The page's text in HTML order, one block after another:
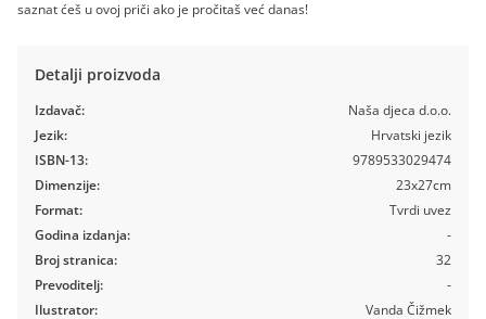
saznat ćeš u ovoj priči ako je pročitaš već danas!
Detalji proizvoda
Izdavač:
Jezik:
ISBN-13:
Dimenzije:
Format:
Godina izdanja:
Broj stranica:
Prevoditelj:
Ilustrator:
Naša djeca d.o.o.
Hrvatski jezik
9789533029474
23x27cm
Tvrdi uvez
-
32
-
Vanda Čižmek